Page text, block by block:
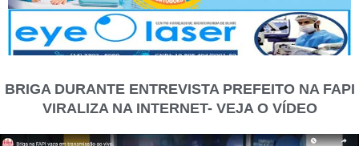
BRIGA DURANTE ENTREVISTA PREFEITO NA FAPI
VIRALIZA NA INTERNET- VEJA O VÍDEO